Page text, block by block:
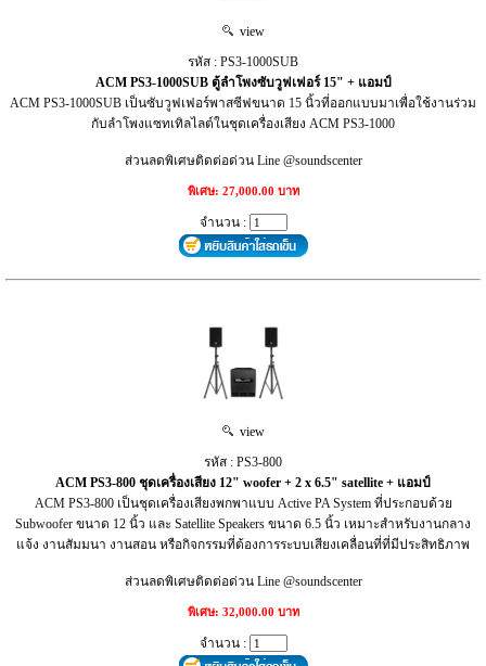
view
รหัส : PS3-1000SUB
ACM PS3-1000SUB ตู้ลำโพงซับวูฟเฟอร์ 15" + แอมป์
ACM PS3-1000SUB เป็นซับวูฟเฟอร์พาสซีฟขนาด 15 นิ้วที่ออกแบบมาเพื่อใช้งานร่วม
กับลำโพงแซทเทิลไลต์ในชุดเครื่องเสียง ACM PS3-1000
ส่วนลดพิเศษติดต่อด่วน Line @soundscenter
พิเศษ: 27,000.00 บาท
จำนวน :
view
รหัส : PS3-800
ACM PS3-800 ชุดเครื่องเสียง 12" woofer + 2 x 6.5" satellite + แอมป์
ACM PS3-800 เป็นชุดเครื่องเสียงพกพาแบบ Active PA System ที่ประกอบด้วย
Subwoofer ขนาด 12 นิ้ว และ Satellite Speakers ขนาด 6.5 นิ้ว เหมาะสำหรับงานกลาง
แจ้ง งานสัมมนา งานสอน หรือกิจกรรมที่ต้องการระบบเสียงเคลื่อนที่ที่มีประสิทธิภาพ
ส่วนลดพิเศษติดต่อด่วน Line @soundscenter
พิเศษ: 32,000.00 บาท
จำนวน :